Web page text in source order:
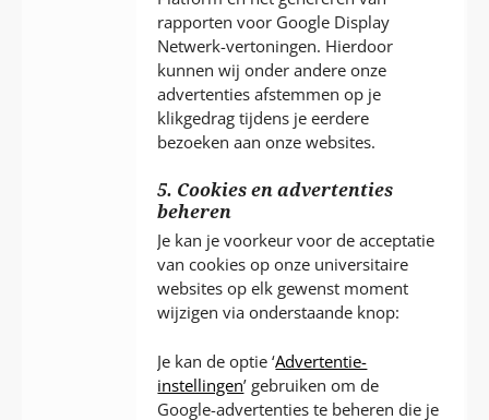
rapporten voor Google Display
Netwerk-vertoningen. Hierdoor
kunnen wij onder andere onze
advertenties afstemmen op je
klikgedrag tijdens je eerdere
bezoeken aan onze websites.
5. Cookies en advertenties
beheren
Je kan je voorkeur voor de acceptatie
van cookies op onze universitaire
websites op elk gewenst moment
wijzigen via onderstaande knop:
Je kan de optie ‘Advertentie-
instellingen’ gebruiken om de
Google-advertenties te beheren die je